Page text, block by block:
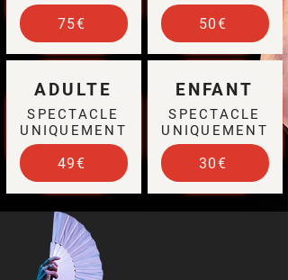
75€
ADULTE
SPECTACLE
UNIQUEMENT
49€
50€
ENFANT
SPECTACLE
UNIQUEMENT
30€